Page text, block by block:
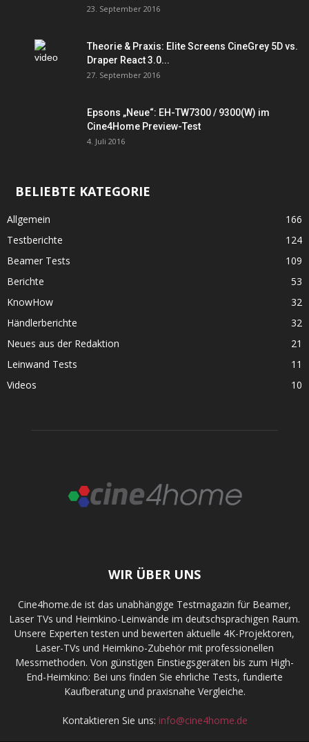
23. September 2016
Theorie & Praxis: Elite Screens CineGrey 5D vs.
Draper React 3.0...
27. September 2016
Epsons „Neue“: EH-TW7300 / 9300(W) im
Cine4Home Preview-Test
4. Juli 2016
BELIEBTE KATEGORIE
Allgemein
166
Testberichte
124
Beamer Tests
109
Berichte
53
KnowHow
32
Händlerberichte
32
Neues aus der Redaktion
21
Leinwand Tests
11
Videos
10
WIR ÜBER UNS
Cine4home.de ist das unabhängige Testmagazin für Beamer,
Laser TVs und Heimkino-Leinwände im deutschsprachigen Raum.
Unsere Experten testen und bewerten aktuelle 4K-Projektoren,
Laser-TVs und Heimkino-Zubehör mit professionellen
Messmethoden. Von günstigen Einstiegsgeräten bis zum High-
End-Heimkino: Bei uns finden Sie ehrliche Tests, fundierte
Kaufberatung und praxisnahe Vergleiche.
Kontaktieren Sie uns: info@cine4home.de